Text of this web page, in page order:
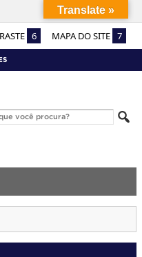
6 MAPA DO SITE 7
Translate »